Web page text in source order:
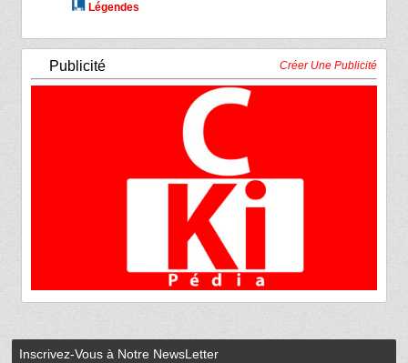
Légendes
Publicité Créer Une Publicité
Inscrivez-Vous à Notre NewsLetter